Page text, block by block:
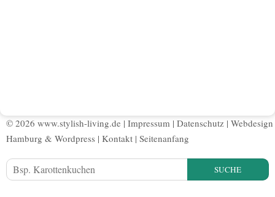
© 2026 www.stylish-living.de | Impressum | Datenschutz | Webdesign
Hamburg & Wordpress | Kontakt | Seitenanfang
SUCHE